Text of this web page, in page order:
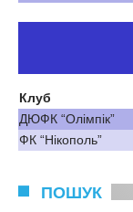
Клуб
ДЮФК “Олімпік”
ФК “Нікополь”
ПОШУК